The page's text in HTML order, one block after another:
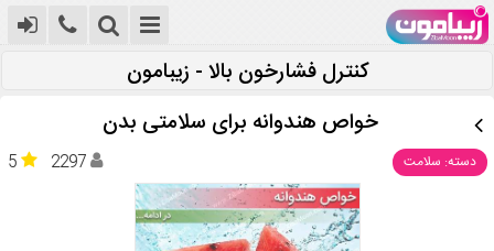
کنترل فشارخون بالا - زیبامون
خواص هندوانه برای سلامتی بدن
دسته: سلامت 5 2297